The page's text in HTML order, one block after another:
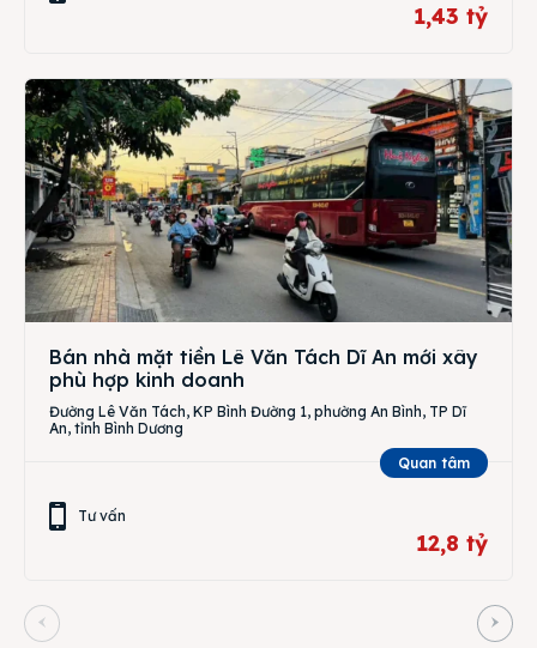
1,43 tỷ
Bán nhà mặt tiền Lê Văn Tách Dĩ An mới xây
phù hợp kinh doanh
Đường Lê Văn Tách, KP Bình Đường 1, phường An Bình, TP Dĩ
An, tỉnh Bình Dương
Quan tâm
Tư vấn
12,8 tỷ